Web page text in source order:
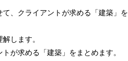
、クライアントが求める「建築」を
します。
が求める「建築」をまとめます。